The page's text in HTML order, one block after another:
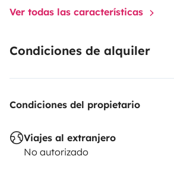
Ver todas las características
Condiciones de alquiler
Condiciones del propietario
Viajes al extranjero
No autorizado